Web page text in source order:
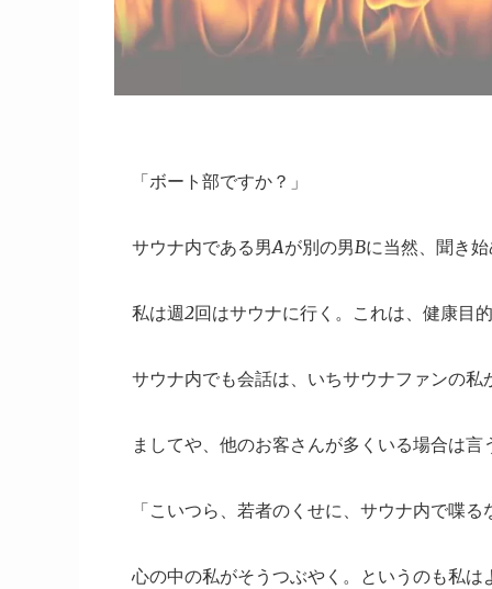
「ボート部ですか？」
サウナ内である男Aが別の男Bに当然、聞き
私は週2回はサウナに行く。これは、健康目
サウナ内でも会話は、いちサウナファンの
ましてや、他のお客さんが多くいる場合は言
「こいつら、若者のくせに、サウナ内で喋る
心の中の私がそうつぶやく。というのも私